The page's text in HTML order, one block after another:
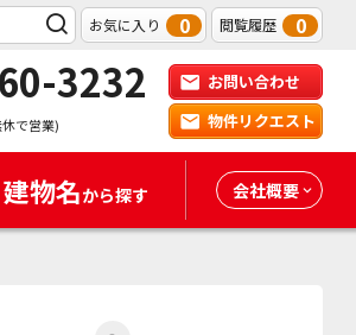
お気に入り 0 閲覧履歴 0
3232
で営業)
お問い合わせ
物件リクエスト
建物名から探す 会社概要